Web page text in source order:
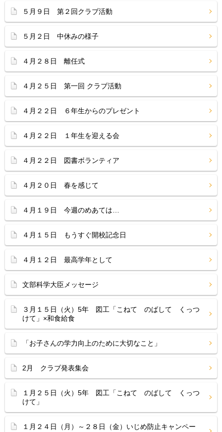
５月９日 第２回クラブ活動
５月２日 中休みの様子
４月２８日 離任式
４月２５日 第一回 クラブ活動
４月２２日 ６年生からのプレゼント
４月２２日 １年生を迎える会
４月２２日 図書ボランティア
４月２０日 春を感じて
４月１９日 今週のめあては…
４月１５日 もうすぐ開校記念日
４月１２日 最高学年として
文部科学大臣メッセージ
３月１５日（火）5年 図工「こねて のばして くっつ
けて」×和食給食
「お子さんの学力向上のために大切なこと」
2月 クラブ発表集会
１月２５日（火）5年 図工「こねて のばして くっつ
けて」
１月２４日（月）～２８日（金）いじめ防止キャンペー